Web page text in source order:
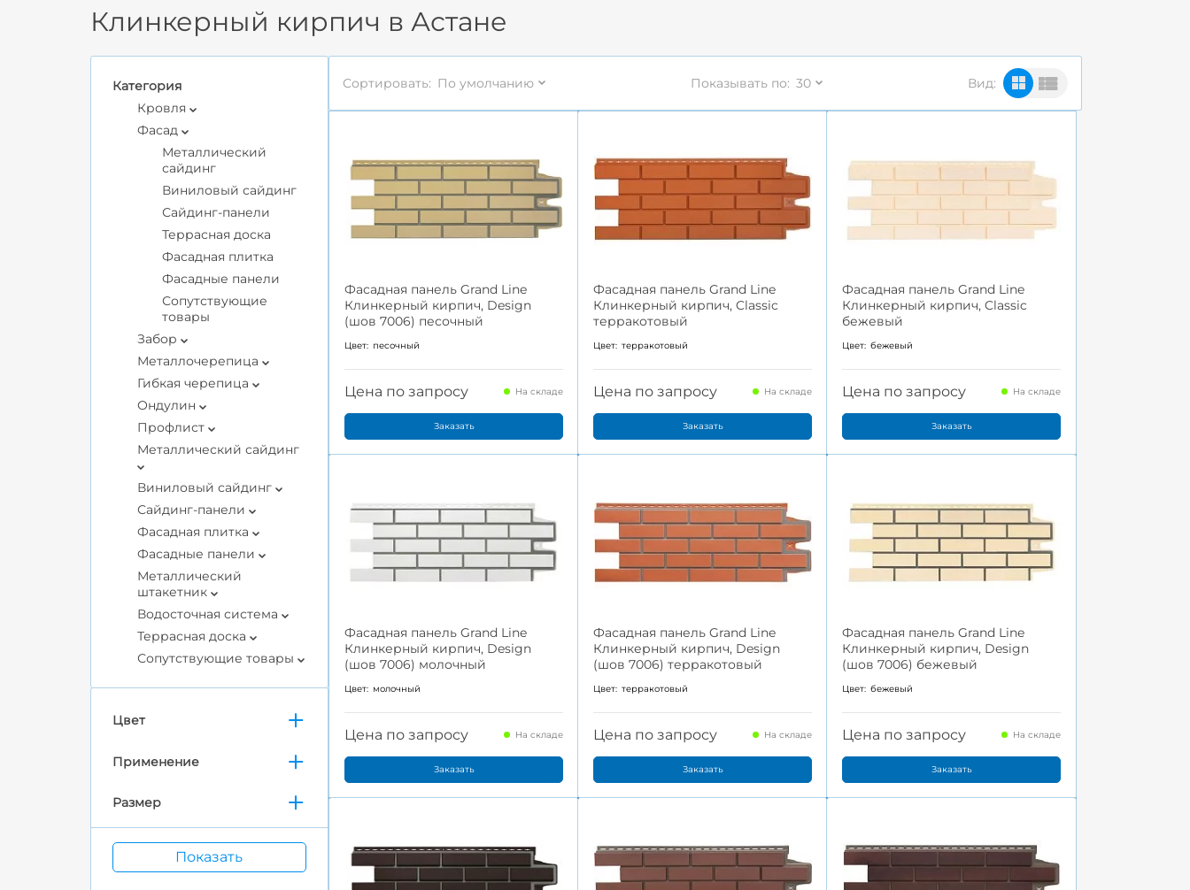
Клинкерный кирпич в Астане
Категория
Кровля
Фасад
Металлический
сайдинг
Виниловый сайдинг
Сайдинг-панели
Террасная доска
Фасадная плитка
Фасадные панели
Сопутствующие
товары
Забор
Металлочерепица
Гибкая черепица
Ондулин
Профлист
Металлический сайдинг
Виниловый сайдинг
Сайдинг-панели
Фасадная плитка
Фасадные панели
Металлический
штакетник
Водосточная система
Террасная доска
Сопутствующие товары
Цвет
Применение
Размер
Сортировать: По умолчанию Показывать по: 30 Вид:
Фасадная панель Grand Line
Клинкерный кирпич, Design
(шов 7006) песочный
Цвет: песочный
Цена по запросу На складе
Заказать
Фасадная панель Grand Line
Клинкерный кирпич, Classic
терракотовый
Цвет: терракотовый
Цена по запросу На складе
Заказать
Фасадная панель Grand Line
Клинкерный кирпич, Classic
бежевый
Цвет: бежевый
Цена по запросу На складе
Заказать
Фасадная панель Grand Line
Клинкерный кирпич, Design
(шов 7006) молочный
Цвет: молочный
Цена по запросу На складе
Заказать
Фасадная панель Grand Line
Клинкерный кирпич, Design
(шов 7006) терракотовый
Цвет: терракотовый
Цена по запросу На складе
Заказать
Фасадная панель Grand Line
Клинкерный кирпич, Design
(шов 7006) бежевый
Цвет: бежевый
Цена по запросу На складе
Заказать